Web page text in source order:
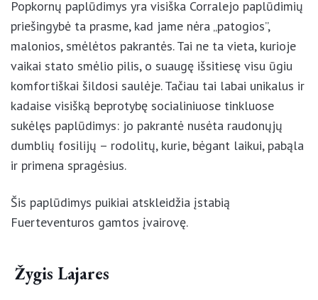
Važiuojant nuo Corralejo miestelio link šiauriausio
salos taško, verta aplankyti žymųjį Popcorn beach.
Popkornų paplūdimys yra visiška Corralejo
paplūdimių priešingybė ta prasme, kad jame nėra
„patogios”, malonios, smėlėtos pakrantės. Tai ne ta
vieta, kurioje vaikai stato smėlio pilis, o suaugę
išsitiesę visu ūgiu komfortiškai šildosi saulėje.
Tačiau tai labai unikalus ir kadaise visišką beprotybę
socialiniuose tinkluose sukėlęs paplūdimys: jo
pakrantė nusėta raudonųjų dumblių fosilijų –
rodolitų, kurie, bėgant laikui, pabąla ir primena
Šis paplūdimys puikiai atskleidžia įstabią
Fuerteventuros gamtos įvairovę.